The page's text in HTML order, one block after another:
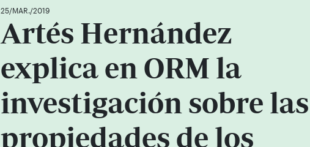
25/MAR./2019
Artés Hernández
explica en ORM la
investigación sobre las
propiedades de los